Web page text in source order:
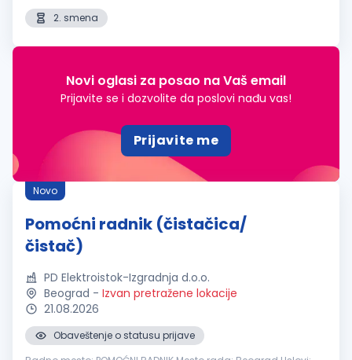
2. smena
Novi oglasi za posao na Vaš email
Prijavite se i dozvolite da poslovi nađu vas!
Prijavite me
Novo
Pomoćni radnik (čistačica/
čistač)
PD Elektroistok-Izgradnja d.o.o.
Beograd - Izvan pretražene lokacije
21.08.2026
Obaveštenje o statusu prijave